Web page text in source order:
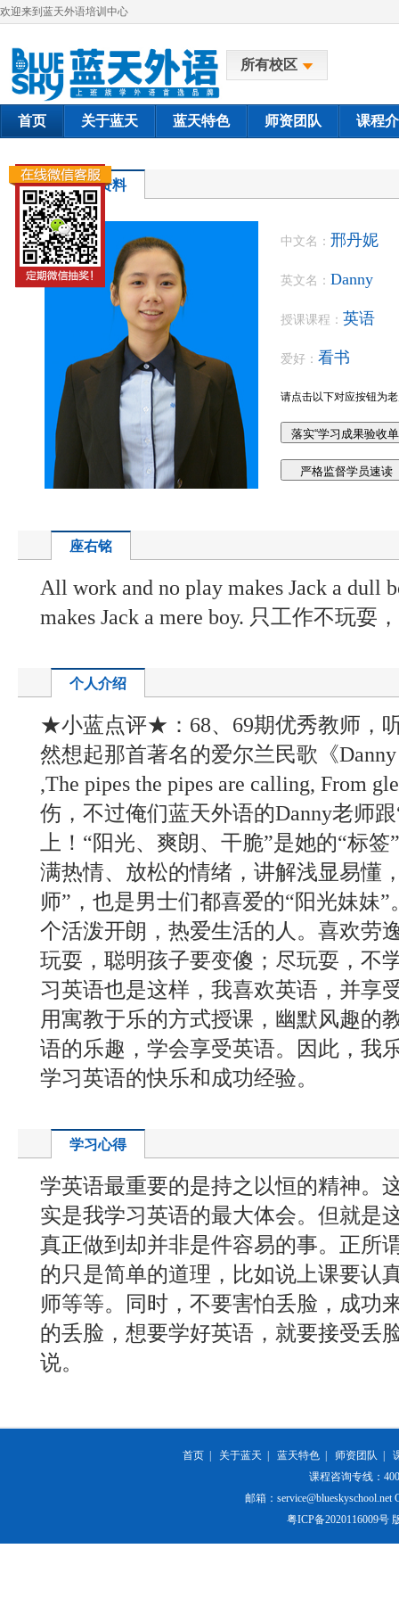
欢迎来到蓝天外语培训中心
所有校区
首页 关于蓝天 蓝天特色 师资团队 课程
教师资料
中文名： 邢丹妮
英文名： Danny
授课课程： 英语
爱好： 看书
请点击以下对应按钮为
座右铭
All work and no play makes Jack a dull
makes Jack a mere boy. 只工作不玩耍
个人介绍
★小蓝点评★：68、69期优秀教师，
然想起那首著名的爱尔兰民歌《Danny
,The pipes the pipes are calling, From
伤，不过俺们蓝天外语的Danny老师
上！“阳光、爽朗、干脆”是她的“标
满热情、放松的情绪，讲解浅显易懂
师”，也是男士们都喜爱的“阳光妹
个活泼开朗，热爱生活的人。喜欢劳
玩耍，聪明孩子要变傻；尽玩耍，不
习英语也是这样，我喜欢英语，并享
用寓教于乐的方式授课，幽默风趣的
语的乐趣，学会享受英语。因此，我
学习英语的快乐和成功经验。
学习心得
学英语最重要的是持之以恒的精神。
实是我学习英语的最大体会。但就是
真正做到却并非是件容易的事。正所
的只是简单的道理，比如说上课要认
师等等。同时，不要害怕丢脸，成功
的丢脸，想要学好英语，就要接受丢
说。
首页 关于蓝天 蓝天特色 师资团队
课程咨询专线：
邮箱：service@blueskyschool.net
粤ICP备2020116009号